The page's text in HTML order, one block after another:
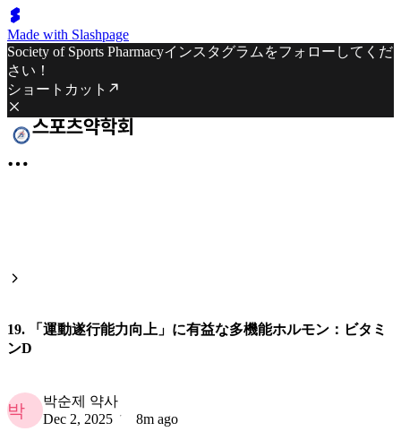
Made with Slashpage
Society of Sports Pharmacyインスタグラムをフォローしてくだ
さい！
ショートカット
19. 「運動遂行能力向上」に有益な多機能ホルモン：ビタミ
ンD
박
박순제 약사
Dec 2, 2025
8m ago